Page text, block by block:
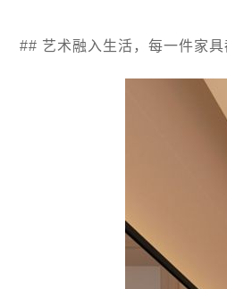
## 艺术融入生活，每一件家具